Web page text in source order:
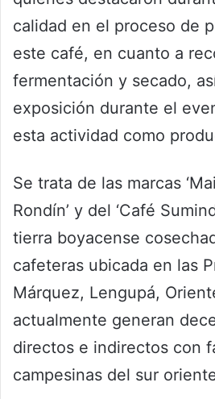
calidad en el proceso de
este café, en cuanto a
fermentación y secado,
exposición durante el
esta actividad como
Se trata de las marcas
Rondín’ y del ‘Café
tierra boyacense
cafeteras ubicada en las
Márquez, Lengupá,
actualmente generan
directos e indirectos con
campesinas del sur